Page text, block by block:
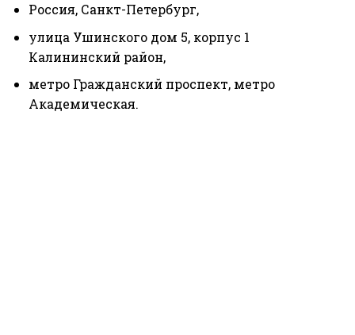
Россия, Санкт-Петербург,
улица Ушинского дом 5, корпус 1
Калининский район,
метро Гражданский проспект, метро
Академическая.